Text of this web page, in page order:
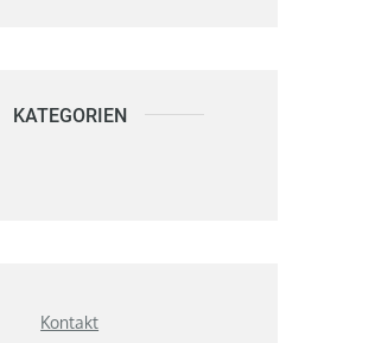
KATEGORIEN
Kontakt